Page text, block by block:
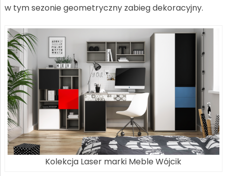
w tym sezonie geometryczny zabieg dekoracyjny.
Kolekcja Laser marki Meble Wójcik